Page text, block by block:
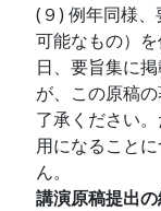
(９) 例年同様
可能なもの）
日、要旨集に
が、この原稿
了承ください
用になること
ん。
講演原稿提出